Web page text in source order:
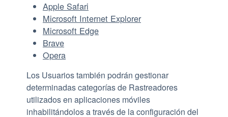
Apple Safari
Microsoft Internet Explorer
Microsoft Edge
Brave
Opera
Los Usuarios también podrán gestionar
determinadas categorías de Rastreadores
utilizados en aplicaciones móviles
inhabilitándolos a través de la configuración del